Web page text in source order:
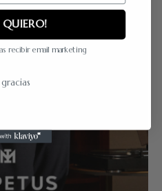
QUIERO!
recibir email marketing